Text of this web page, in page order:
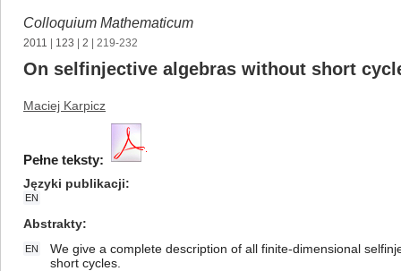
Colloquium Mathematicum
2011 123 2 | 219-232
On selfinjective algebras without short
Maciej Karpicz
Pełne teksty:
Języki publikacji
EN
Abstrakty
EN
We give a complete description of all finite-dimensional
short cycles.